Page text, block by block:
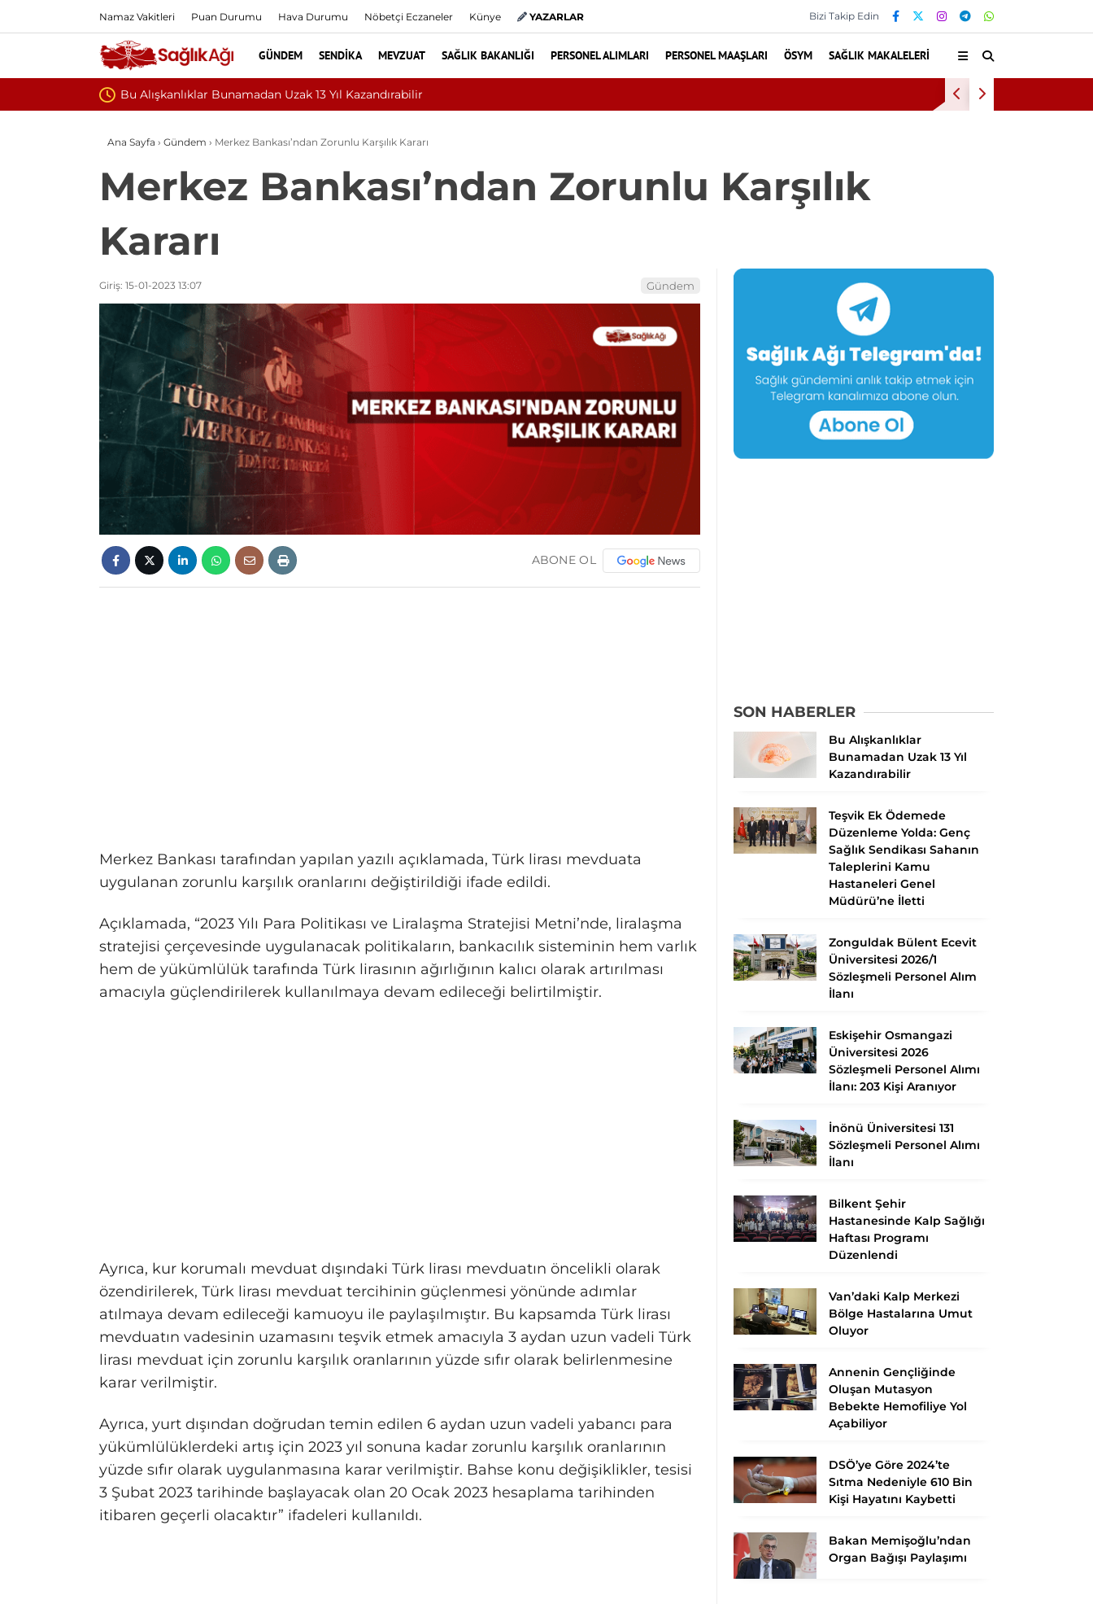
Namaz Vakitleri Puan Durumu Hava Durumu Nöbetçi Eczaneler Künye YAZARLAR Bizi Takip Edin
GÜNDEM SENDIKA MEVZUAT SAĞLIK BAKANLIĞI PERSONEL ALIMLARI PERSONEL MAAŞLARI ÖSYM SAĞLIK MAKALELERI
Teşvik Ek Ödemede Düzenleme Yolda: Genç Sağlık Sendikası Sahanın Taleplerini Kamu Hastaneleri
Ana Sayfa › Gündem › Merkez Bankası’ndan Zorunlu Karşılık Kararı
Merkez Bankası’ndan Zorunlu Karşılık
Kararı
Giriş: 15-01-2023 13:07 Gündem
ABONE OL
Merkez Bankası tarafından yapılan yazılı açıklamada, Türk lirası mevduata
uygulanan zorunlu karşılık oranlarını değiştirildiği ifade edildi.
Açıklamada, “2023 Yılı Para Politikası ve Liralaşma Stratejisi Metni’nde, liralaşma
stratejisi çerçevesinde uygulanacak politikaların, bankacılık sisteminin hem varlık
hem de yükümlülük tarafında Türk lirasının ağırlığının kalıcı olarak artırılması
amacıyla güçlendirilerek kullanılmaya devam edileceği belirtilmiştir.
Ayrıca, kur korumalı mevduat dışındaki Türk lirası mevduatın öncelikli olarak
özendirilerek, Türk lirası mevduat tercihinin güçlenmesi yönünde adımlar
atılmaya devam edileceği kamuoyu ile paylaşılmıştır. Bu kapsamda Türk lirası
mevduatın vadesinin uzamasını teşvik etmek amacıyla 3 aydan uzun vadeli Türk
lirası mevduat için zorunlu karşılık oranlarının yüzde sıfır olarak belirlenmesine
karar verilmiştir.
Ayrıca, yurt dışından doğrudan temin edilen 6 aydan uzun vadeli yabancı para
yükümlülüklerdeki artış için 2023 yıl sonuna kadar zorunlu karşılık oranlarının
yüzde sıfır olarak uygulanmasına karar verilmiştir. Bahse konu değişiklikler, tesisi
3 Şubat 2023 tarihinde başlayacak olan 20 Ocak 2023 hesaplama tarihinden
itibaren geçerli olacaktır” ifadeleri kullanıldı.
SON HABERLER
Bu Alışkanlıklar
Bunamadan Uzak 13 Yıl
Kazandırabilir
Teşvik Ek Ödemede
Düzenleme Yolda: Genç
Sağlık Sendikası Sahanın
Taleplerini Kamu
Hastaneleri Genel
Müdürü’ne İletti
Zonguldak Bülent Ecevit
Üniversitesi 2026/1
Sözleşmeli Personel Alım
İlanı
Eskişehir Osmangazi
Üniversitesi 2026
Sözleşmeli Personel Alımı
İlanı: 203 Kişi Aranıyor
İnönü Üniversitesi 131
Sözleşmeli Personel Alımı
İlanı
Bilkent Şehir
Hastanesinde Kalp Sağlığı
Haftası Programı
Düzenlendi
Van’daki Kalp Merkezi
Bölge Hastalarına Umut
Oluyor
Annenin Gençliğinde
Oluşan Mutasyon
Bebekte Hemofiliye Yol
Açabiliyor
DSÖ’ye Göre 2024’te
Sıtma Nedeniyle 610 Bin
Kişi Hayatını Kaybetti
Bakan Memişoğlu’ndan
Organ Bağışı Paylaşımı